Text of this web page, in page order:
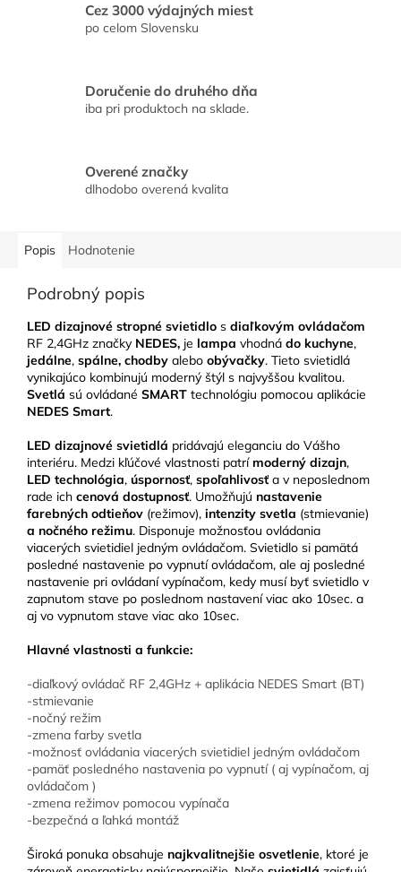
Cez 3000 výdajných miest
po celom Slovensku
Doručenie do druhého dňa
iba pri produktoch na sklade.
Overené značky
dlhodobo overená kvalita
Popis Hodnotenie
Podrobný popis
LED dizajnové stropné svietidlo s diaľkovým ovládačom
RF 2,4GHz značky NEDES, je lampa vhodná do kuchyne,
jedálne, spálne, chodby alebo obývačky. Tieto svietidlá
vynikajúco kombinujú moderný štýl s najvyššou kvalitou.
Svetlá sú ovládané SMART technológiu pomocou aplikácie
NEDES Smart.
LED dizajnové svietidlá pridávajú eleganciu do Vášho
interiéru. Medzi kľúčové vlastnosti patrímoderný dizajn,
LED technológia, úspornosť, spoľahlivosť a v neposlednom
rade ich cenová dostupnosť. Umožňujú nastavenie
farebných odtieňov (režimov), intenzity svetla (stmievanie)
a nočného režimu. Disponuje možnosťou ovládania
viacerých svietidiel jedným ovládačom. Svietidlo si pamätá
posledné nastavenie po vypnutí ovládačom, ale aj posledné
nastavenie pri ovládaní vypínačom, kedy musí byť svietidlo v
zapnutom stave po poslednom nastavení viac ako 10sec. a
aj vo vypnutom stave viac ako 10sec.
Hlavné vlastnosti a funkcie:
-diaľkový ovládač RF 2,4GHz + aplikácia NEDES Smart (BT)
-stmievanie
-nočný režim
-zmena farby svetla
-možnosť ovládania viacerých svietidiel jedným ovládačom
-pamäť posledného nastavenia po vypnutí ( aj vypínačom, aj
ovládačom )
-zmena režimov pomocou vypínača
-bezpečná a ľahká montáž
Široká ponuka obsahuje najkvalitnejšie osvetlenie, ktoré je